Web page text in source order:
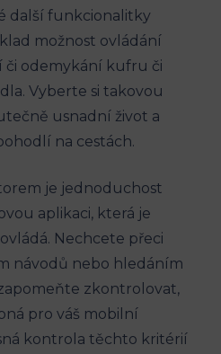
další funkcionalitky
možnost ovládání
či odemykání kufru či
Vyberte si takovou
usnadní život a
na cestách.
je jednoduchost
aplikaci, která je
Nechcete přeci
návodů nebo hledáním
zkontrolovat,
pro váš mobilní
kontrola těchto kritérií